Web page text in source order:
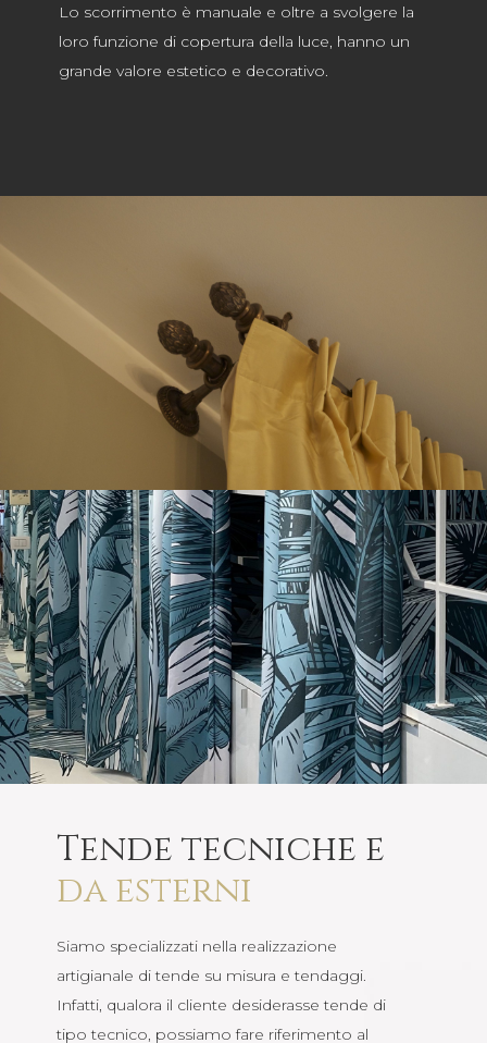
Lo scorrimento è manuale e oltre a svolgere la
loro funzione di copertura della luce, hanno un
grande valore estetico e decorativo.
Tende tecniche e
da esterni
Siamo specializzati nella realizzazione
artigianale di tende su misura e tendaggi.
Infatti, qualora il cliente desiderasse tende di
tipo tecnico, possiamo fare riferimento al